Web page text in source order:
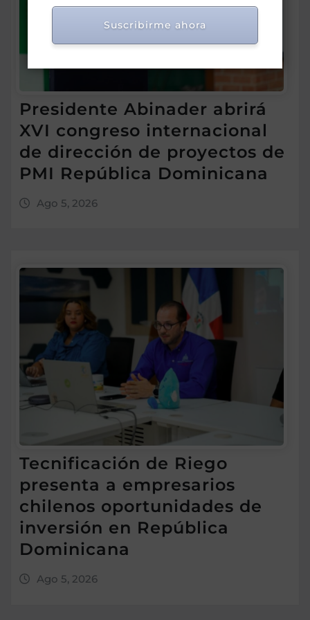
Presidente Abinader abrirá
XVI congreso internacional
de dirección de proyectos de
PMI República Dominicana
Ago 5, 2026
Tecnificación de Riego
presenta a empresarios
chilenos oportunidades de
inversión en República
Dominicana
Ago 5, 2026
Suscribirme ahora